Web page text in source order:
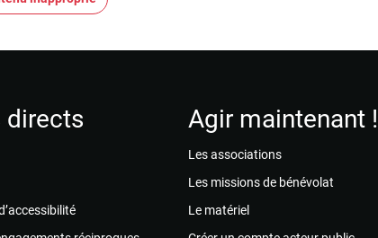
directs Agir maintenant !
Les associations
Les missions de bénévolat
Le matériel